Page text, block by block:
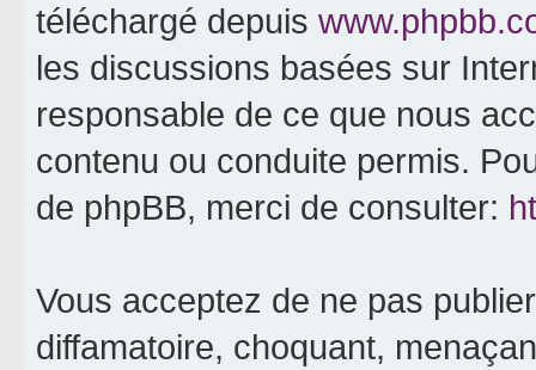
téléchargé depuis
les discussions basées sur
responsable de ce que nous
contenu ou conduite permis.
de phpBB, merci de consulter:
Vous acceptez de ne pas
diffamatoire, choquant,